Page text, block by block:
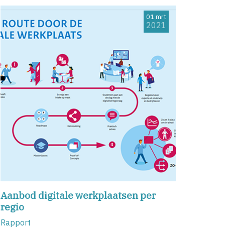
Aanbod digitale werkplaatsen per
regio
Rapport
01 mrt
2021